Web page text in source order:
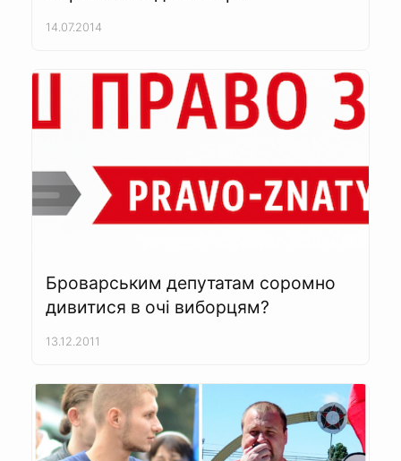
14.07.2014
Броварським депутатам соромно
дивитися в очі виборцям?
13.12.2011